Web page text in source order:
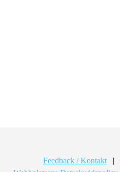
Feedback / Kontakt |